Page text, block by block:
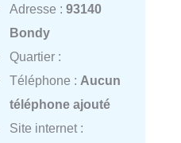
Adresse : 93140
Bondy
Quartier :
Téléphone : Aucun
téléphone ajouté
Site internet :